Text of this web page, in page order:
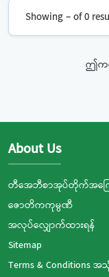
Showing – of 0
ဤကဏ္
About Us
တီအေဘီစာအုပ်တိုက်အကြ
ဇောတိကကုမ္ပဏီ
အလုပ်လျှောက်ထားရန်
Sitemap
Terms & Conditions အ